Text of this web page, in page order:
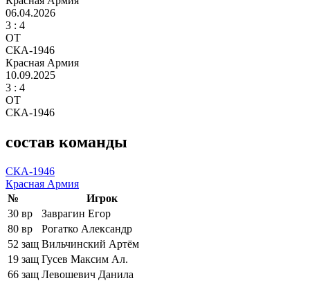
06.04.2026
3 : 4
ОТ
СКА-1946
Красная Армия
10.09.2025
3 : 4
ОТ
СКА-1946
состав команды
СКА-1946
Красная Армия
№
Игрок
30 вр
Заврагин Егор
80 вр
Рогатко Александр
52 защ Вильчинский Артём
19 защ Гусев Максим Ал.
66 защ Левошевич Данила